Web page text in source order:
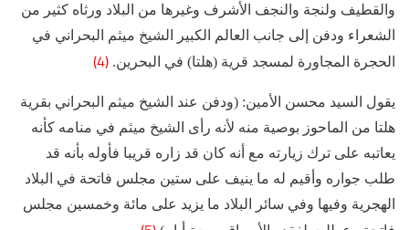
والقطيف ولنجة والنجف الأشرف وغيرها من البلاد ورثاه كثير من
الشعراء ودفن إلى جانب العالم الكبير الشيخ ميثم البحراني في
الحجرة المجاورة لمسجد قرية (هلتا) في البحرين. (4)
يقول السيد محسن الأمين: (ودفن عند الشيخ ميثم البحراني بقرية
هلتا من الماحوز بوصية منه لأنه رأى الشيخ ميثم في منامه كأنه
يعاتبه على ترك زيارته مع أنه كان قد زاره قريبا فأوله بأنه قد
طلب جواره وأقيم له ما ينيف على ستين مجلس فاتحة في البلاد
الهجرية وفيها وفي سائر البلاد ما يزيد على مائة وخمسين مجلس